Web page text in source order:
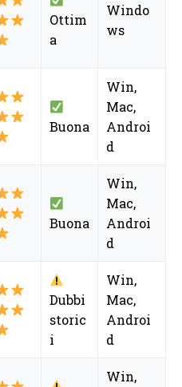
Ottim
a
Windo
ws
Buona
Win,
Mac,
Androi
d
Buona
Win,
Mac,
Androi
d
Dubbi
storic
i
Win,
Mac,
Androi
d
Win,